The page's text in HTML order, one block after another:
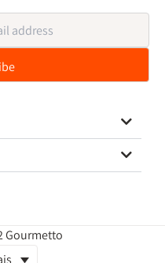
Gourmetto